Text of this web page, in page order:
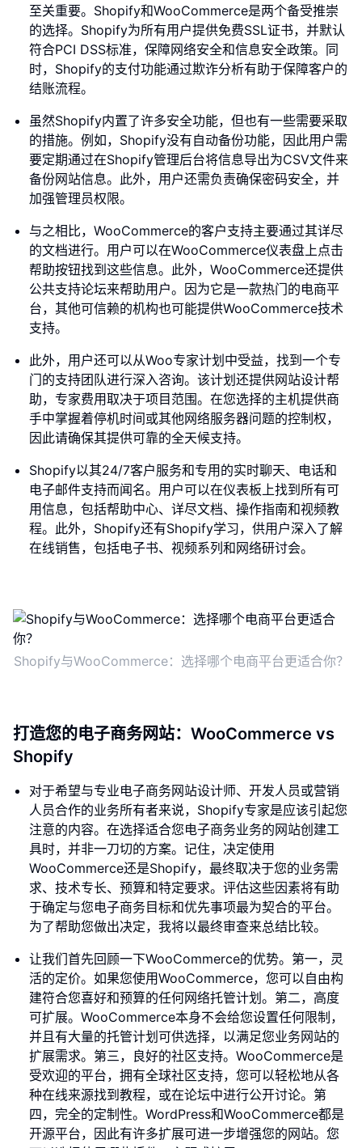
至关重要。Shopify和WooCommerce是两个备受推崇
的选择。Shopify为所有用户提供免费SSL证书，并默认
符合PCI DSS标准，保障网络安全和信息安全政策。同
时，Shopify的支付功能通过欺诈分析有助于保障客户的
结账流程。
虽然Shopify内置了许多安全功能，但也有一些需要采取
的措施。例如，Shopify没有自动备份功能，因此用户需
要定期通过在Shopify管理后台将信息导出为CSV文件来
备份网站信息。此外，用户还需负责确保密码安全，并
加强管理员权限。
与之相比，WooCommerce的客户支持主要通过其详尽
的文档进行。用户可以在WooCommerce仪表盘上点击
帮助按钮找到这些信息。此外，WooCommerce还提供
公共支持论坛来帮助用户。因为它是一款热门的电商平
台，其他可信赖的机构也可能提供WooCommerce技术
支持。
此外，用户还可以从Woo专家计划中受益，找到一个专
门的支持团队进行深入咨询。该计划还提供网站设计帮
助，专家费用取决于项目范围。在您选择的主机提供商
手中掌握着停机时间或其他网络服务器问题的控制权，
因此请确保其提供可靠的全天候支持。
Shopify以其24/7客户服务和专用的实时聊天、电话和
电子邮件支持而闻名。用户可以在仪表板上找到所有可
用信息，包括帮助中心、详尽文档、操作指南和视频教
程。此外，Shopify还有Shopify学习，供用户深入了解
在线销售，包括电子书、视频系列和网络研讨会。
Shopify与WooCommerce：选择哪个电商平台更适合你？
打造您的电子商务网站：WooCommerce vs
Shopify
对于希望与专业电子商务网站设计师、开发人员或营销
人员合作的业务所有者来说，Shopify专家是应该引起您
注意的内容。在选择适合您电子商务业务的网站创建工
具时，并非一刀切的方案。记住，决定使用
WooCommerce还是Shopify，最终取决于您的业务需
求、技术专长、预算和特定要求。评估这些因素将有助
于确定与您电子商务目标和优先事项最为契合的平台。
为了帮助您做出决定，我将以最终审查来总结比较。
让我们首先回顾一下WooCommerce的优势。第一，灵
活的定价。如果您使用WooCommerce，您可以自由构
建符合您喜好和预算的任何网络托管计划。第二，高度
可扩展。WooCommerce本身不会给您设置任何限制，
并且有大量的托管计划可供选择，以满足您业务网站的
扩展需求。第三，良好的社区支持。WooCommerce是
受欢迎的平台，拥有全球社区支持，您可以轻松地从各
种在线来源找到教程，或在论坛中进行公开讨论。第
四，完全的定制性。WordPress和WooCommerce都是
开源平台，因此有许多扩展可进一步增强您的网站。您